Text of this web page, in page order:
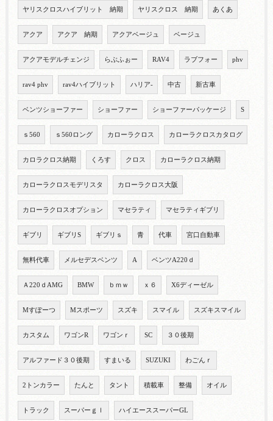
ヤリスクロスハイブリット 納期 ヤリスクロス 納期 あくあ
アクア アクア 納期 アクアベージュ ベージュ
アクアモデルチェンジ らぶふぉー RAV4 ラブフォー phv
rav4 phv rav4ハイブリット ハリア- 中古 新古車
ベンツショーファー ショーファー ショーファーパッケージ S
ｓ560 ｓ560ロング カローラクロス カローラクロスカタログ
カロラクロス納期 くろす クロス カローラクロス納期
カローラクロスモデリスタ カローラクロス大阪
カローラクロスオプション マセラティ マセラティギブリ
ギブリ ギブリS ギブリｓ 青 代車 宮口自動車
無料代車 メルセデスベンツ A ベンツA220ｄ
Ａ220ｄAMG BMW ｂｍｗ ｘ６ X6ディーゼル
Mすぽーつ Mスポーツ スズキ スマイル スズキスマイル
カスタム ワゴンR ワゴンｒ SC ３０後期
アルファード３０後期 すまいる SUZUKI わごんｒ
2トンカラー たんと タント 積載車 整備 オイル
トラック スーパーｇｌ ハイエーススーパーGL